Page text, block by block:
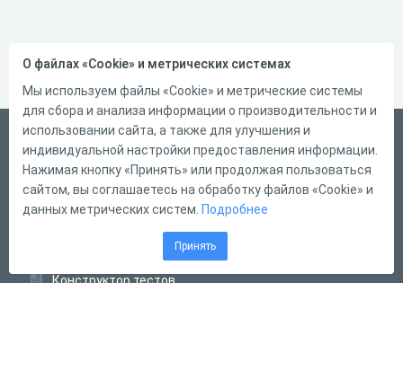
Русский
Справка
Форма обратной связи
Конструктор тестов
О файлах «Cookie» и метрических системах
Мы используем файлы «Cookie» и метрические системы
для сбора и анализа информации о производительности и
использовании сайта, а также для улучшения и
индивидуальной настройки предоставления информации.
Нажимая кнопку «Принять» или продолжая пользоваться
сайтом, вы соглашаетесь на обработку файлов «Cookie» и
данных метрических систем. Подробнее
Принять